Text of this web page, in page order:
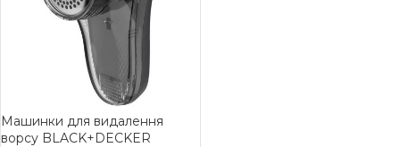
Машинки для видалення
ворсу BLACK+DECKER